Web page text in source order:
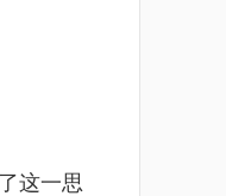
这一思